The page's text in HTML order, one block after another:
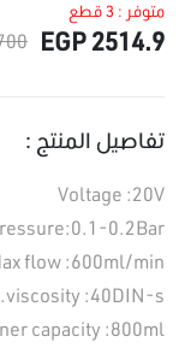
متوفر : 3 قطع
2514.9 EGP
EGP
تفاصيل المنتج :
Voltage :20V
0.2Bar
flow :600ml/min
:40DIN-s
capacity :800ml